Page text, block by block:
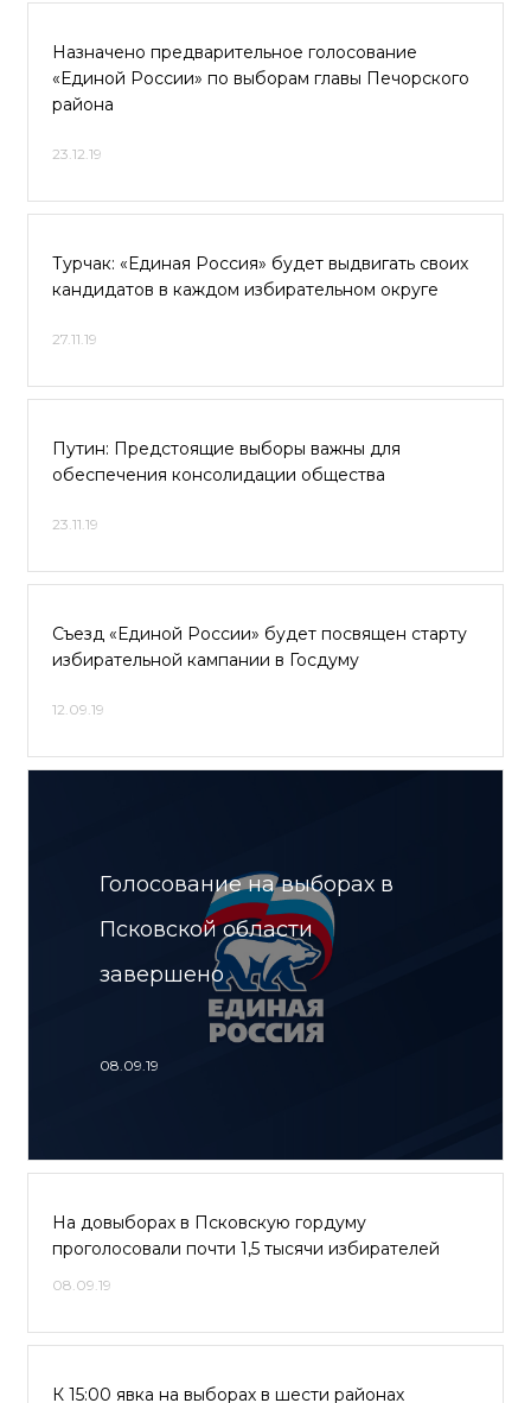
Назначено предварительное голосование
«Единой России» по выборам главы Печорского
района
23.12.19
Турчак: «Единая Россия» будет выдвигать своих
кандидатов в каждом избирательном округе
27.11.19
Путин: Предстоящие выборы важны для
обеспечения консолидации общества
23.11.19
Съезд «Единой России» будет посвящен старту
избирательной кампании в Госдуму
12.09.19
Голосование на выборах в
Псковской области
завершено
08.09.19
На довыборах в Псковскую гордуму
проголосовали почти 1,5 тысячи избирателей
08.09.19
К 15:00 явка на выборах в шести районах